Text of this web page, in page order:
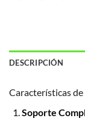
DESCRIPCIÓN
Características
Soporte